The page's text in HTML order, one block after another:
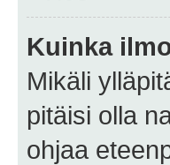
Kuinka
Mikäli
pitäisi olla
ohjaa